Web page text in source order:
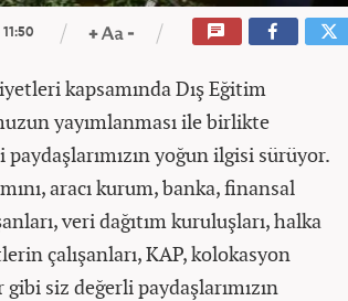
11:50
kapsamında Dış Eğitim
yayımlanması ile birlikte
yoğun ilgisi sürüyor.
aracı kurum, banka, finansal
veri dağıtım kuruluşları, halka
çalışanları, KAP, kolokasyon
siz değerli paydaşlarımızın